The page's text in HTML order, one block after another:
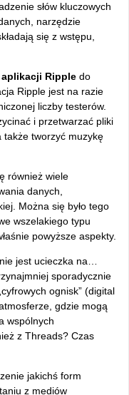
słów kluczowych
narzędzie
się z wstępu,
Ripple do
Ripple jest na razie
liczby testerów.
i przetwarzać pliki
tworzyć muzykę
również wiele
danych,
Można się było tego
wszelakiego typu
powyższe aspekty.
jest ucieczka na…
sporadycznie
ognisk” (digital
gdzie mogą
wspólnych
z Threads? Czas
jakichś form
z mediów